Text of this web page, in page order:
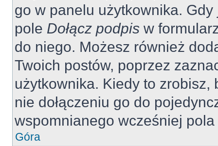
go w panelu użytkownika.
pole Dołącz podpis w
do niego. Możesz również
Twoich postów, poprzez
użytkownika. Kiedy to zrobisz,
nie dołączeniu go do
wspomnianego wcześniej
Góra